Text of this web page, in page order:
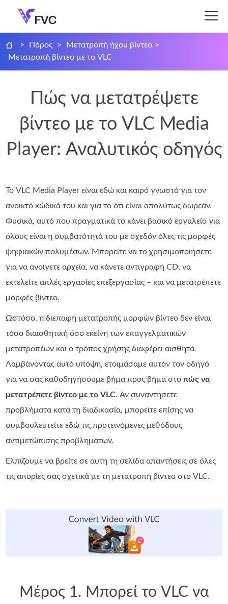
> Πόρος > Μετατροπή ήχου βίντεο >
Μετατροπή βίντεο με το VLC
Πώς να μετατρέψετε
βίντεο με το VLC Media
Player: Αναλυτικός οδηγός
Το VLC Media Player είναι εδώ και καιρό γνωστό για τον
ανοικτό κώδικά του και για το ότι είναι απολύτως δωρεάν.
Φυσικά, αυτό που πραγματικά το κάνει βασικό εργαλείο για
όλους είναι η συμβατότητά του με σχεδόν όλες τις μορφές
ψηφιακών πολυμέσων. Μπορείτε να το χρησιμοποιήσετε
για να ανοίγετε αρχεία, να κάνετε αντιγραφή CD, να
εκτελείτε απλές εργασίες επεξεργασίας – και να μετατρέπετε
μορφές βίντεο.
Ωστόσο, η διεπαφή μετατροπής μορφών βίντεο δεν είναι
τόσο διαισθητική όσο εκείνη των επαγγελματικών
μετατροπέων και ο τρόπος χρήσης διαφέρει αισθητά.
Λαμβάνοντας αυτό υπόψη, ετοιμάσαμε αυτόν τον οδηγό
για να σας καθοδηγήσουμε βήμα προς βήμα στοπώς να
μετατρέπετε βίντεο με το VLC. Αν συναντήσετε
προβλήματα κατά τη διαδικασία, μπορείτε επίσης να
συμβουλευτείτε εδώ τις προτεινόμενες μεθόδους
αντιμετώπισης προβλημάτων.
Ελπίζουμε να βρείτε σε αυτή τη σελίδα απαντήσεις σε όλες
τις απορίες σας σχετικά με τη μετατροπή βίντεο στο VLC.
Μέρος 1. Μπορεί το VLC να